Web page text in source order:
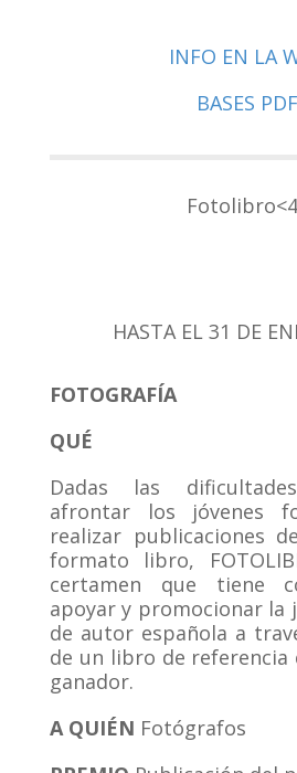
INFO EN LA
BASES PDF
HASTA EL 31 DE
FOTOGRAFÍA
QUÉ
Dadas las
afrontar los jóvenes
realizar publicaciones
formato libro,
certamen que tiene
apoyar y promocionar la
de autor española a
de un libro de referencia
ganador.
A QUIÉN Fotógrafos